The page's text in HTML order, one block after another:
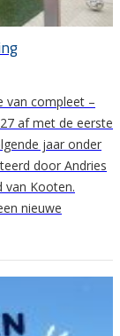
van compleet –
af met de eerste
jaar onder
door Andries
van Kooten.
nieuwe